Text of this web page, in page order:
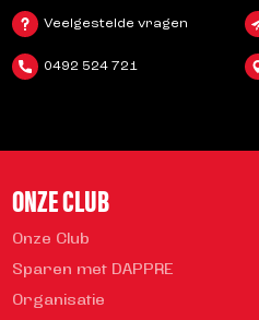
Veelgestelde vragen
0492 524 721
ONZE CLUB
Onze Club
Sparen met DAPPRE
Organisatie